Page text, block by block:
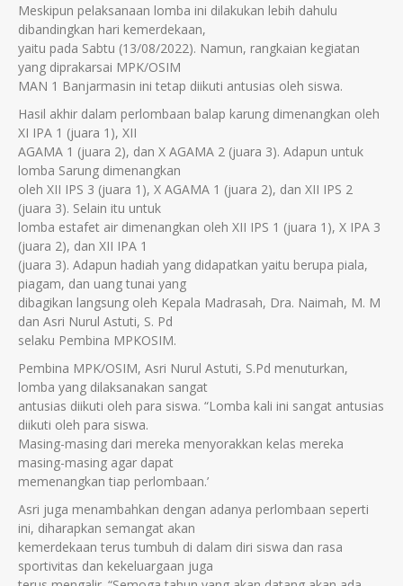
Meskipun pelaksanaan lomba ini dilakukan lebih dahulu
dibandingkan hari kemerdekaan,
yaitu pada Sabtu (13/08/2022). Namun, rangkaian kegiatan
yang diprakarsai MPK/OSIM
MAN 1 Banjarmasin ini tetap diikuti antusias oleh siswa.
Hasil akhir dalam perlombaan balap karung dimenangkan oleh
XI IPA 1 (juara 1), XII
AGAMA 1 (juara 2), dan X AGAMA 2 (juara 3). Adapun untuk
lomba Sarung dimenangkan
oleh XII IPS 3 (juara 1), X AGAMA 1 (juara 2), dan XII IPS 2
(juara 3). Selain itu untuk
lomba estafet air dimenangkan oleh XII IPS 1 (juara 1), X IPA 3
(juara 2), dan XII IPA 1
(juara 3). Adapun hadiah yang didapatkan yaitu berupa piala,
piagam, dan uang tunai yang
dibagikan langsung oleh Kepala Madrasah, Dra. Naimah, M. M
dan Asri Nurul Astuti, S. Pd
selaku Pembina MPKOSIM.
Pembina MPK/OSIM, Asri Nurul Astuti, S.Pd menuturkan,
lomba yang dilaksanakan sangat
antusias diikuti oleh para siswa. “Lomba kali ini sangat antusias
diikuti oleh para siswa.
Masing-masing dari mereka menyorakkan kelas mereka
masing-masing agar dapat
memenangkan tiap perlombaan.’
Asri juga menambahkan dengan adanya perlombaan seperti
ini, diharapkan semangat akan
kemerdekaan terus tumbuh di dalam diri siswa dan rasa
sportivitas dan kekeluargaan juga